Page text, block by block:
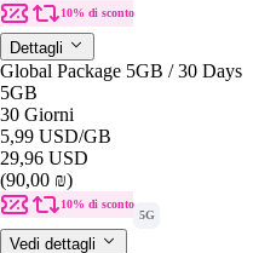
10% di sconto
Dettagli
Global Package 5GB / 30 Days
5GB
30 Giorni
5,99 USD/GB
29,96 USD
(90,00 ₪)
10% di sconto
5G
Vedi dettagli